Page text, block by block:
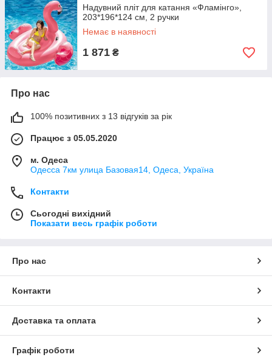
Надувний пліт для катання «Фламінго»,
203*196*124 см, 2 ручки
Немає в наявності
1 871 ₴
Про нас
100% позитивних з 13 відгуків за рік
Працює з 05.05.2020
м. Одеса
Одесса 7км улица Базовая14, Одеса, Україна
Контакти
Сьогодні вихідний
Показати весь графік роботи
Про нас
Контакти
Доставка та оплата
Графік роботи